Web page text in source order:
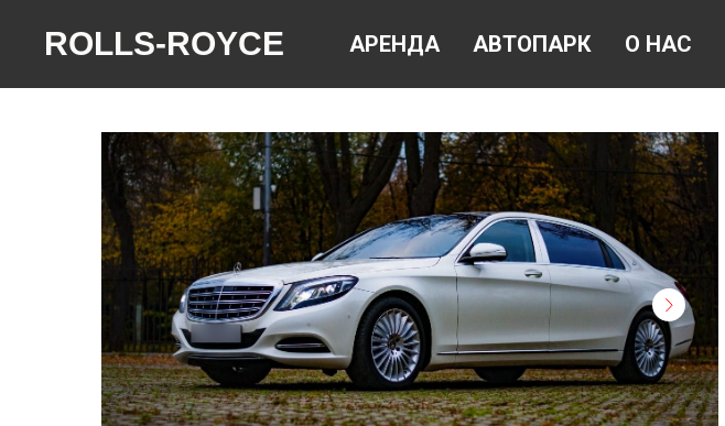
ROLLS-ROYCE АРЕНДА АВТОПАРК О НАС